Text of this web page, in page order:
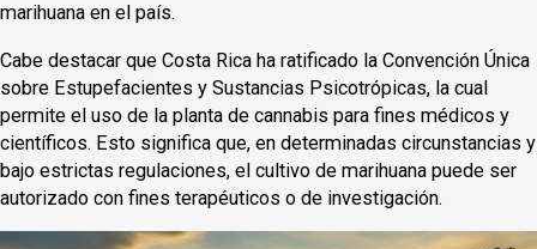
marihuana en el país.
Cabe destacar que Costa Rica ha ratificado la Convención Única
sobre Estupefacientes y Sustancias Psicotrópicas, la cual
permite el uso de la planta de cannabis para fines médicos y
científicos. Esto significa que, en determinadas circunstancias y
bajo estrictas regulaciones, el cultivo de marihuana puede ser
autorizado con fines terapéuticos o de investigación.